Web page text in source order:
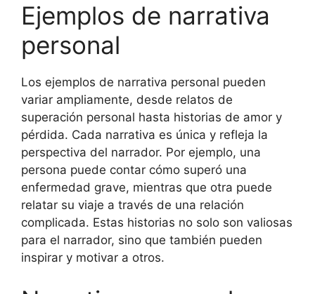
Ejemplos de narrativa
personal
Los ejemplos de narrativa personal pueden
variar ampliamente, desde relatos de
superación personal hasta historias de amor y
pérdida. Cada narrativa es única y refleja la
perspectiva del narrador. Por ejemplo, una
persona puede contar cómo superó una
enfermedad grave, mientras que otra puede
relatar su viaje a través de una relación
complicada. Estas historias no solo son valiosas
para el narrador, sino que también pueden
inspirar y motivar a otros.